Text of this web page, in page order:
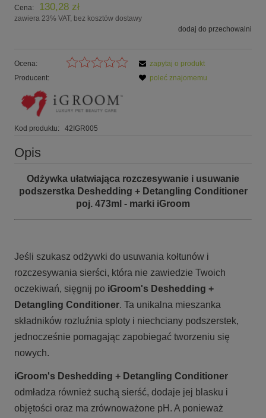
Cena: 130,28 zł
zawiera 23% VAT, bez kosztów dostawy
dodaj do przechowalni
Ocena:
Producent:
Kod produktu: 42IGR005
zapytaj o produkt
poleć znajomemu
Opis
Odżywka ułatwiająca rozczesywanie i usuwanie
podszerstka Deshedding + Detangling Conditioner
poj. 473ml - marki iGroom
Jeśli szukasz odżywki do usuwania kołtunów i
rozczesywania sierści, która nie zawiedzie Twoich
oczekiwań, sięgnij po iGroom's Deshedding +
Detangling Conditioner. Ta unikalna mieszanka
składników rozluźnia sploty i niechciany podszerstek,
jednocześnie pomagając zapobiegać tworzeniu się
nowych.
iGroom's Deshedding + Detangling Conditioner
odmładza również suchą sierść, dodaje jej blasku i
objętości oraz ma zrównoważone pH. A ponieważ